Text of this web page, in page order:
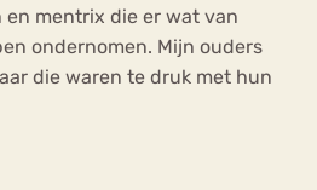
mentrix die er wat van
ondernomen. Mijn ouders
die waren te druk met hun